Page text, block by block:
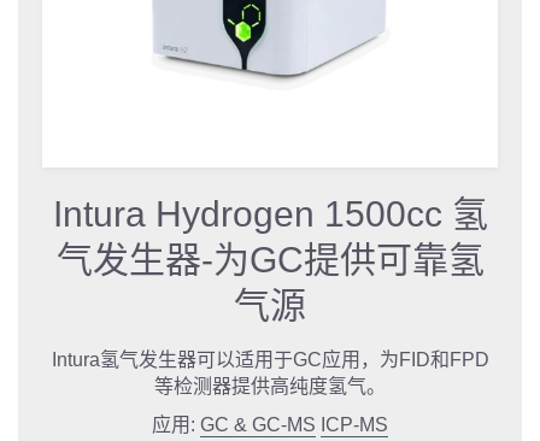
Intura Hydrogen 1500cc 氢
气发生器-为GC提供可靠氢
气源
Intura氢气发生器可以适用于GC应用，为FID和FPD
等检测器提供高纯度氢气。
应用: GC & GC-MS ICP-MS